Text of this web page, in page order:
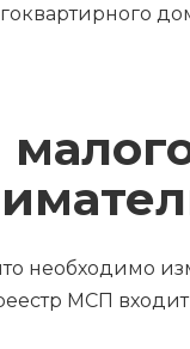
необходимо
МСП входит